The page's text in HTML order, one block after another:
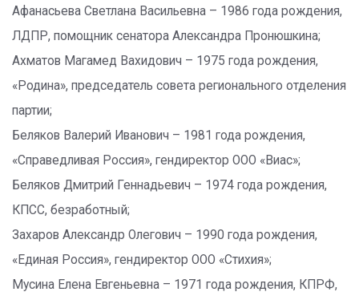
Афанасьева Светлана Васильевна – 1986 года рождения,
ЛДПР, помощник сенатора Александра Пронюшкина;
Ахматов Магамед Вахидович – 1975 года рождения,
«Родина», председатель совета регионального отделения
партии;
Беляков Валерий Иванович – 1981 года рождения,
«Справедливая Россия», гендиректор ООО «Виас»;
Беляков Дмитрий Геннадьевич – 1974 года рождения,
КПСС, безработный;
Захаров Александр Олегович – 1990 года рождения,
«Единая Россия», гендиректор ООО «Стихия»;
Мусина Елена Евгеньевна – 1971 года рождения, КПРФ,